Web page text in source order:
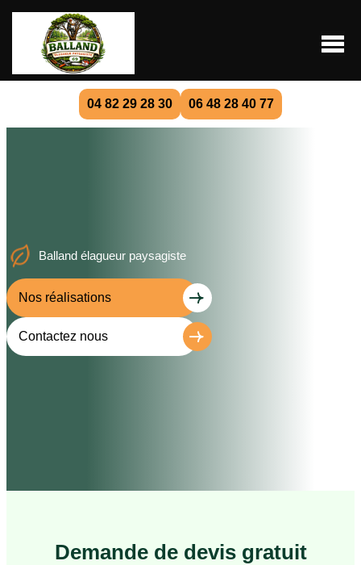
04 82 29 28 30 06 48 28 40 77
Balland élagueur paysagiste
Nos réalisations
Contactez nous
Demande de devis gratuit